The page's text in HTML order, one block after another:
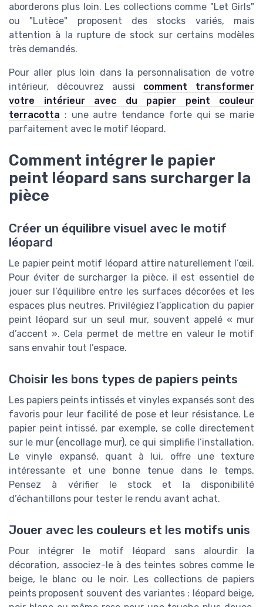
aborderons plus loin. Les collections comme "Let Girls"
ou "Lutèce" proposent des stocks variés, mais
attention à la rupture de stock sur certains modèles
très demandés.
Pour aller plus loin dans la personnalisation de votre
intérieur, découvrez aussi comment transformer
votre intérieur avec du papier peint couleur
terracotta : une autre tendance forte qui se marie
parfaitement avec le motif léopard.
Comment intégrer le papier
peint léopard sans surcharger la
pièce
Créer un équilibre visuel avec le motif
léopard
Le papier peint motif léopard attire naturellement l’œil.
Pour éviter de surcharger la pièce, il est essentiel de
jouer sur l’équilibre entre les surfaces décorées et les
espaces plus neutres. Privilégiez l’application du papier
peint léopard sur un seul mur, souvent appelé « mur
d’accent ». Cela permet de mettre en valeur le motif
sans envahir tout l’espace.
Choisir les bons types de papiers peints
Les papiers peints intissés et vinyles expansés sont des
favoris pour leur facilité de pose et leur résistance. Le
papier peint intissé, par exemple, se colle directement
sur le mur (encollage mur), ce qui simplifie l’installation.
Le vinyle expansé, quant à lui, offre une texture
intéressante et une bonne tenue dans le temps.
Pensez à vérifier le stock et la disponibilité
d’échantillons pour tester le rendu avant achat.
Jouer avec les couleurs et les motifs unis
Pour intégrer le motif léopard sans alourdir la
décoration, associez-le à des teintes sobres comme le
beige, le blanc ou le noir. Les collections de papiers
peints proposent souvent des variantes : léopard beige,